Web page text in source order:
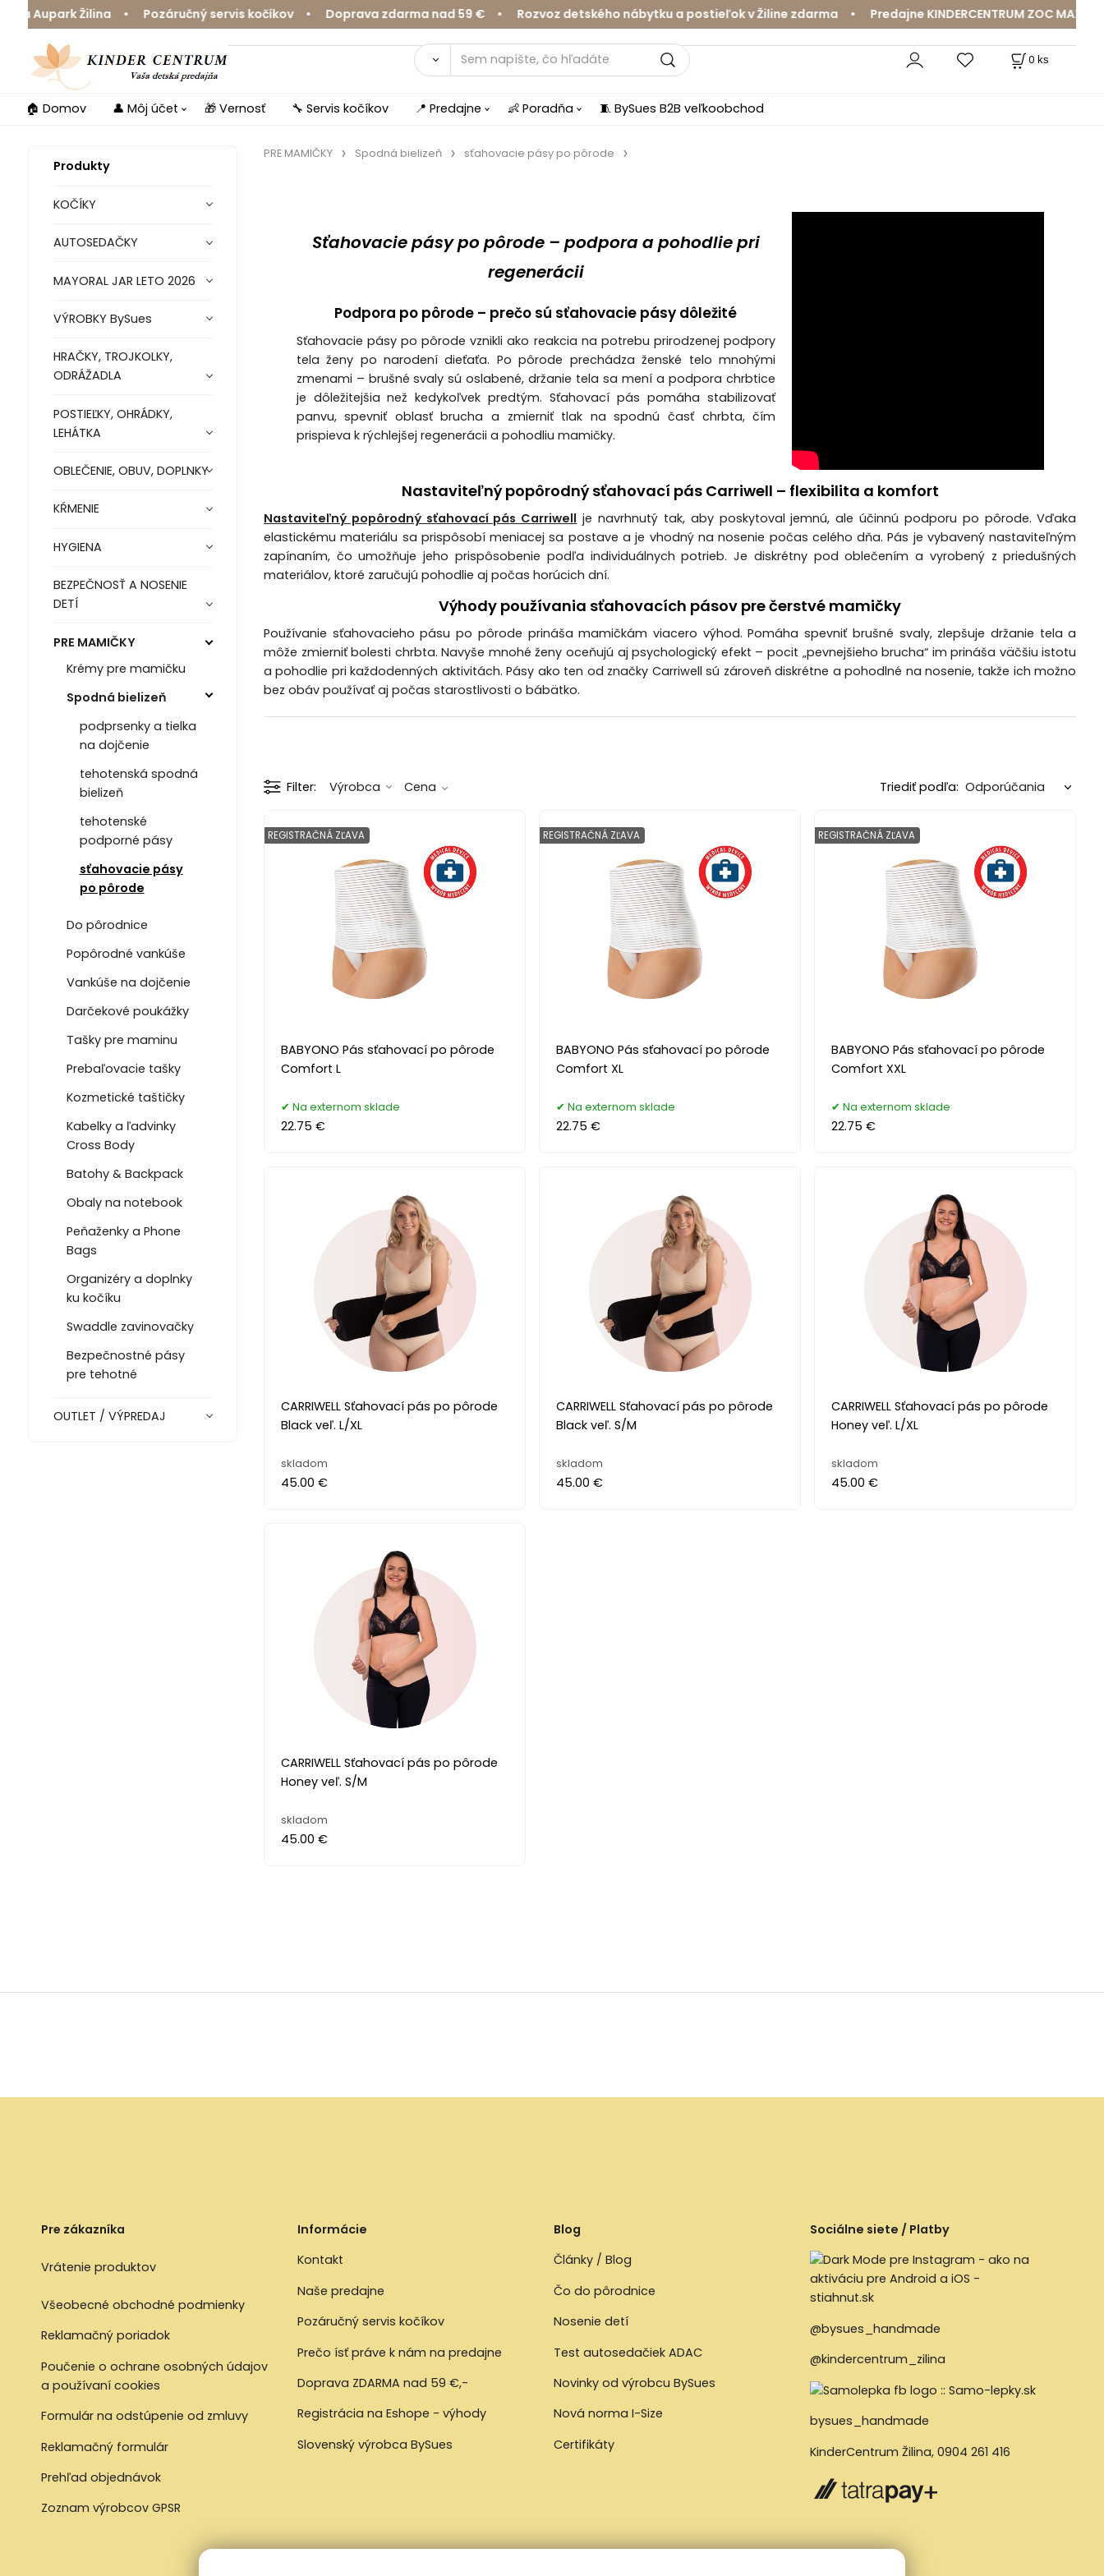
Aupark Žilina • Pozáručný servis kočíkov • Doprava zdarma nad 59 € • Rozvoz detského nábytku a postieľok v Žiline zdarma • Predajne KINDERCENTRUM ZOC MAX a
0 ks
🏠 Domov 👤 Môj účet 🎁 Vernosť 🔧 Servis kočíkov 📍 Predajne 👶 Poradňa 🧵 BySues B2B veľkoobchod
Produkty
KOČÍKY
AUTOSEDAČKY
MAYORAL JAR LETO 2026
VÝROBKY BySues
HRAČKY, TROJKOLKY,
ODRÁŽADLA
POSTIEĽKY, OHRÁDKY,
LEHÁTKA
OBLEČENIE, OBUV, DOPLNKY
KŔMENIE
HYGIENA
BEZPEČNOSŤ A NOSENIE
DETÍ
PRE MAMIČKY
Krémy pre mamičku
Spodná bielizeň
podprsenky a tielka
na dojčenie
tehotenská spodná
bielizeň
tehotenské
podporné pásy
sťahovacie pásy
po pôrode
Do pôrodnice
Popôrodné vankúše
Vankúše na dojčenie
Darčekové poukážky
Tašky pre maminu
Prebaľovacie tašky
Kozmetické taštičky
Kabelky a ľadvinky
Cross Body
Batohy & Backpack
Obaly na notebook
Peňaženky a Phone
Bags
Organizéry a doplnky
ku kočíku
Swaddle zavinovačky
Bezpečnostné pásy
pre tehotné
OUTLET / VÝPREDAJ
PRE MAMIČKY Spodná bielizeň sťahovacie pásy po pôrode
Sťahovacie pásy po pôrode – podpora a pohodlie pri
regenerácii
Podpora po pôrode – prečo sú sťahovacie pásy dôležité
Sťahovacie pásy po pôrode vznikli ako reakcia na potrebu prirodzenej podpory
tela ženy po narodení dieťaťa. Po pôrode prechádza ženské telo mnohými
zmenami – brušné svaly sú oslabené, držanie tela sa mení a podpora chrbtice
je dôležitejšia než kedykoľvek predtým. Sťahovací pás pomáha stabilizovať
panvu, spevniť oblasť brucha a zmierniť tlak na spodnú časť chrbta, čím
prispieva k rýchlejšej regenerácii a pohodliu mamičky.
Nastaviteľný popôrodný sťahovací pás Carriwell – flexibilita a komfort
Nastaviteľný popôrodný sťahovací pás Carriwell je navrhnutý tak, aby poskytoval jemnú, ale účinnú podporu po pôrode. Vďaka
elastickému materiálu sa prispôsobí meniacej sa postave a je vhodný na nosenie počas celého dňa. Pás je vybavený nastaviteľným
zapínaním, čo umožňuje jeho prispôsobenie podľa individuálnych potrieb. Je diskrétny pod oblečením a vyrobený z priedušných
materiálov, ktoré zaručujú pohodlie aj počas horúcich dní.
Výhody používania sťahovacích pásov pre čerstvé mamičky
Používanie sťahovacieho pásu po pôrode prináša mamičkám viacero výhod. Pomáha spevniť brušné svaly, zlepšuje držanie tela a
môže zmierniť bolesti chrbta. Navyše mnohé ženy oceňujú aj psychologický efekt – pocit „pevnejšieho brucha“ im prináša väčšiu istotu
a pohodlie pri každodenných aktivitách. Pásy ako ten od značky Carriwell sú zároveň diskrétne a pohodlné na nosenie, takže ich možno
bez obáv používať aj počas starostlivosti o bábätko.
Filter Výrobca Cena Triediť podľa:
BABYONO Pás sťahovací po pôrode
Comfort L
REGISTRAČNÁ ZĽAVA
Na externom sklade
22.75 €
BABYONO Pás sťahovací po pôrode
Comfort XL
REGISTRAČNÁ ZĽAVA
Na externom sklade
22.75 €
BABYONO Pás sťahovací po pôrode
Comfort XXL
REGISTRAČNÁ ZĽAVA
Na externom sklade
22.75 €
CARRIWELL Sťahovací pás po pôrode
Black veľ. L/XL
skladom
45.00 €
CARRIWELL Sťahovací pás po pôrode
Black veľ. S/M
skladom
45.00 €
CARRIWELL Sťahovací pás po pôrode
Honey veľ. L/XL
skladom
45.00 €
CARRIWELL Sťahovací pás po pôrode
Honey veľ. S/M
skladom
45.00 €
Pre zákazníka
Vrátenie produktov
Všeobecné obchodné podmienky
Reklamačný poriadok
Poučenie o ochrane osobných údajov
a používaní cookies
Formulár na odstúpenie od zmluvy
Reklamačný formulár
Prehľad objednávok
Zoznam výrobcov GPSR
Informácie
Kontakt
Naše predajne
Pozáručný servis kočíkov
Prečo ísť práve k nám na predajne
Doprava ZDARMA nad 59 €,-
Registrácia na Eshope - výhody
Slovenský výrobca BySues
Blog
Články / Blog
Čo do pôrodnice
Nosenie detí
Test autosedačiek ADAC
Novinky od výrobcu BySues
Nová norma I-Size
Certifikáty
Sociálne siete / Platby
@bysues_handmade
@kindercentrum_zilina
bysues_handmade
KinderCentrum Žilina,0904 261 416